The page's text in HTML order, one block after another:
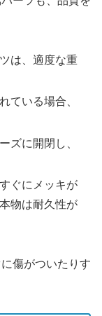
は、適度な重
ている場合、
ズに開閉し、
ぐにメッキが
物は耐久性が
傷がついたりす